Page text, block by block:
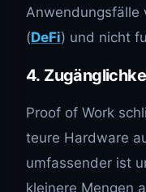
Anwendungsfälle
(DeFi) und nicht
4.
Proof of Work
teure Hardware
umfassender ist
kleinere Mengen